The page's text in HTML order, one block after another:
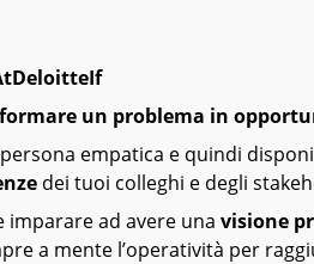
un problema in
empatica e quindi
dei tuoi colleghi e degli
imparare ad avere una visione
a mente l’operatività per